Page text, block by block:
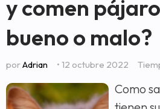
y comen
bueno o malo?
porAdrian • 12 octubre 2022
Como